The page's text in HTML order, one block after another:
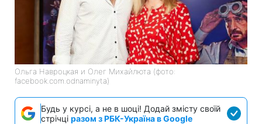
Ольга Навроцкая и Олег Михайлюта (фото:
facebook.com.odnaminyta)
Будь у курсі, а не в шоці! Додай змісту своїй
стрічці разом з РБК-Україна в Google